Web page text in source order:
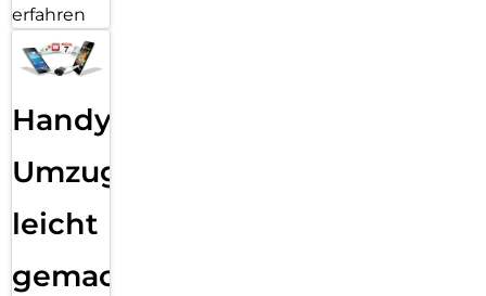
erfahren
Handy
Umzug
leicht
gemacht!